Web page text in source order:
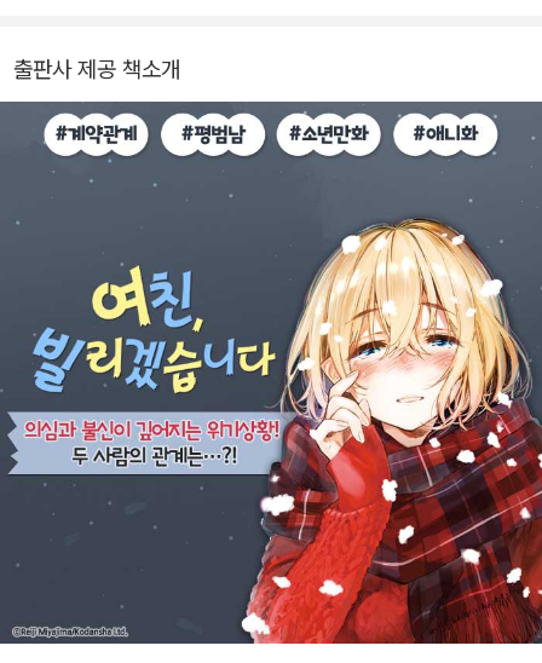
출판사 제공 책소개